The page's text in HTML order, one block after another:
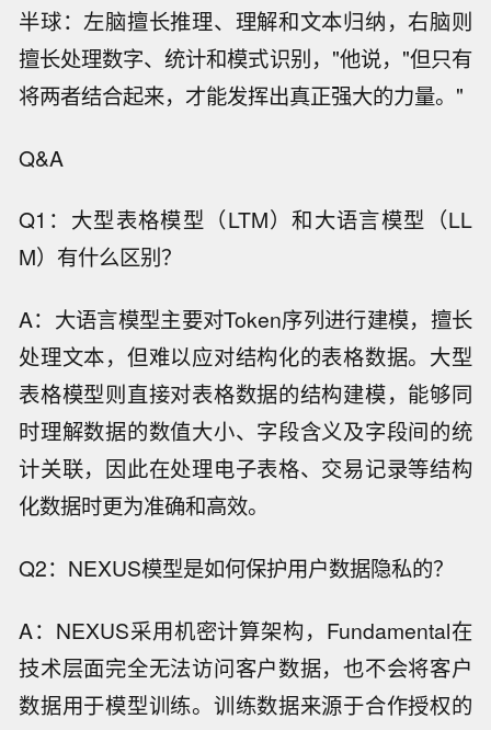
半球：左脑擅长推理、理解和文本归纳，右脑则
擅长处理数字、统计和模式识别，"他说，"但只有
将两者结合起来，才能发挥出真正强大的力量。"
Q&A
Q1：大型表格模型（LTM）和大语言模型（LL
M）有什么区别？
A：大语言模型主要对Token序列进行建模，擅长
处理文本，但难以应对结构化的表格数据。大型
表格模型则直接对表格数据的结构建模，能够同
时理解数据的数值大小、字段含义及字段间的统
计关联，因此在处理电子表格、交易记录等结构
化数据时更为准确和高效。
Q2：NEXUS模型是如何保护用户数据隐私的？
A：NEXUS采用机密计算架构，Fundamental在
技术层面完全无法访问客户数据，也不会将客户
数据用于模型训练。训练数据来源于合作授权的